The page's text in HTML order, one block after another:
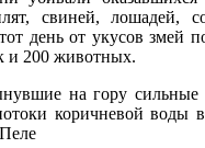
свиней, лошадей,
день от укусов змей
и 200 животных.
на гору сильные
коричневой воды